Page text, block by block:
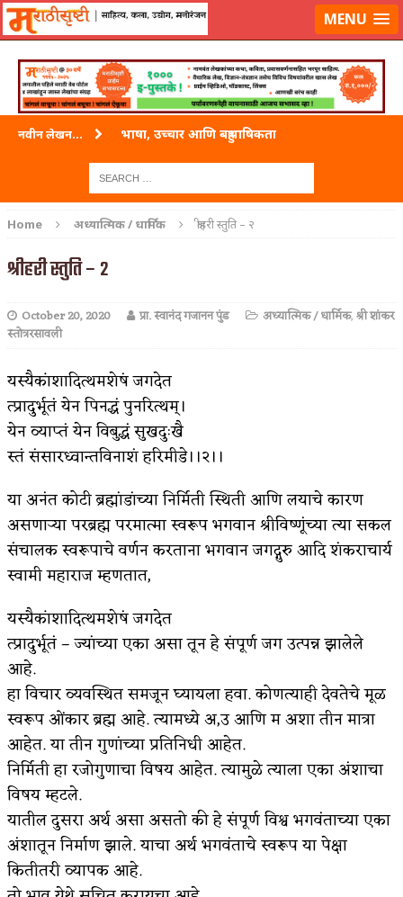
लॉग-इन करा|लेखक नोंदणी कराMENU
नवीन लेखन... भाषा, उच्चार आणि बहुभाषिकता
ताम्र – एक अफलातून धातू (COPPER)
पाटलाची विहीर
पुस्तके बदलायची आहेत तुम्हाला!
किती घोषणांचा पाऊस होता
कसं हुईन तं हू माय…
काळजाचे प्रेत
चमकदार चांदी
आदिवासींचा डॉक्टर, समाजसेवेचा ध्यास : डॉ. राहुल
जोशी
डेंग्यू: ताप उतरला म्हणजे धोका टळला असे नाही!
४ जुलै – इतिहासात घडलेल्या महत्त्वाच्या घटना
सुवर्ण – झळाळी
‘अर्थ’पूर्ण हास्य
अपूर्ण कथा
बुडीच खटलं – संयुक्त कुटुंब का गरजेचं?
Home अध्यात्मिक / धार्मिक श्रीहरी स्तुति – २
श्रीहरी स्तुति – २
October 20, 2020 प्रा. स्वानंद गजानन पुंड अध्यात्मिक / धार्मिक,श्री शांकर
स्तोत्ररसावली
यस्यैकांशादित्थमशेषं जगदेत
त्प्रादुर्भूतं येन पिनद्धं पुनरित्थम्।
येन व्याप्तं येन विबुद्धं सुखदुःखै
स्तं संसारध्वान्तविनाशं हरिमीडे।।२।।
या अनंत कोटी ब्रह्मांडांच्या निर्मिती स्थिती आणि लयाचे कारण
असणाऱ्या परब्रह्म परमात्मा स्वरूप भगवान श्रीविष्णूंच्या त्या सकल
संचालक स्वरूपाचे वर्णन करताना भगवान जगद्गुरु आदि शंकराचार्य
स्वामी महाराज म्हणतात,
यस्यैकांशादित्थमशेषं जगदेत
त्प्रादुर्भूतं – ज्यांच्या एका असा तून हे संपूर्ण जग उत्पन्न झालेले
आहे.
हा विचार व्यवस्थित समजून घ्यायला हवा. कोणत्याही देवतेचे मूळ
स्वरूप ओंकार ब्रह्म आहे. त्यामध्ये अ,उ आणि म अशा तीन मात्रा
आहेत. या तीन गुणांच्या प्रतिनिधी आहेत.
निर्मिती हा रजोगुणाचा विषय आहेत. त्यामुळे त्याला एका अंशाचा
विषय म्हटले.
यातील दुसरा अर्थ असा असतो की हे संपूर्ण विश्व भगवंताच्या एका
अंशातून निर्माण झाले. याचा अर्थ भगवंताचे स्वरूप या पेक्षा
कितीतरी व्यापक आहे.